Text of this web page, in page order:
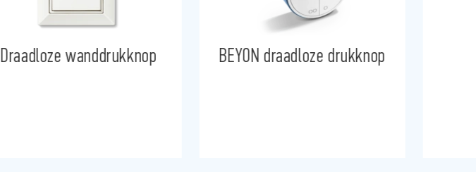
Draadloze wanddrukknop BEYON draadloze drukknop